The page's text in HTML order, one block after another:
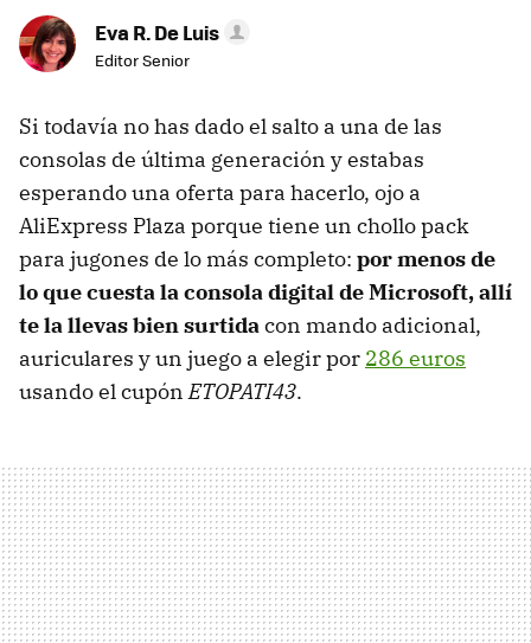
Eva R. De Luis
Editor Senior
Si todavía no has dado el salto a una de las
consolas de última generación y estabas
esperando una oferta para hacerlo, ojo a
AliExpress Plaza porque tiene un chollo pack
para jugones de lo más completo: por menos de
lo que cuesta la consola digital de Microsoft, allí
te la llevas bien surtidacon mando adicional,
auriculares y un juego a elegir por 286 euros
usando el cupónETOPATI43.